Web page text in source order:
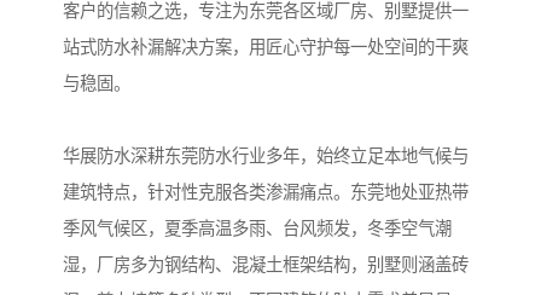
客户的信赖之选，专注为东莞各区域厂房、别墅提供一
站式防水补漏解决方案，用匠心守护每一处空间的干爽
与稳固。
华展防水深耕东莞防水行业多年，始终立足本地气候与
建筑特点，针对性克服各类渗漏痛点。东莞地处亚热带
季风气候区，夏季高温多雨、台风频发，冬季空气潮
湿，厂房多为钢结构、混凝土框架结构，别墅则涵盖砖